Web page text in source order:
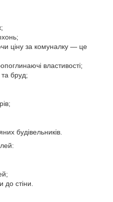
ціну за комуналку — це
властивості;
бруд;
будівельників.
до стіни.